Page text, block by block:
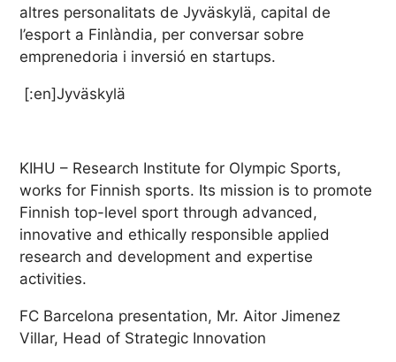
altres personalitats de Jyväskylä, capital de
l’esport a Finlàndia, per conversar sobre
emprenedoria i inversió en startups.
[:en]Jyväskylä
KIHU – Research Institute for Olympic Sports,
works for Finnish sports. Its mission is to promote
Finnish top-level sport through advanced,
innovative and ethically responsible applied
research and development and expertise
activities.
FC Barcelona presentation, Mr. Aitor Jimenez
Villar, Head of Strategic Innovation